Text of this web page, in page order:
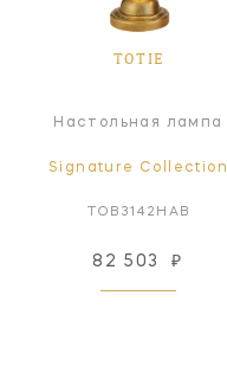
TOTIE
Настольная лампа
Signature Collection
TOB3142HAB
82 503 ₽